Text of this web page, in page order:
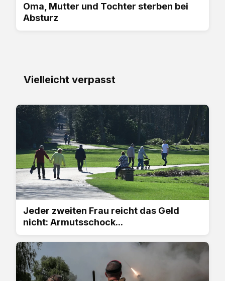
Oma, Mutter und Tochter sterben bei
Absturz
Vielleicht verpasst
Jeder zweiten Frau reicht das Geld
nicht: Armutsschock...